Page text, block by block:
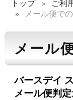
トップ ご利
メール便で
メール
バースデイ
メール便判